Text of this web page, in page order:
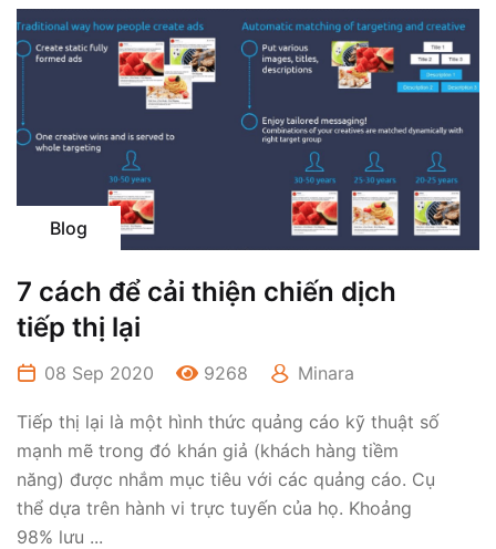
Blog
7 cách để cải thiện chiến dịch
tiếp thị lại
08 Sep 2020 9268 Minara
Tiếp thị lại là một hình thức quảng cáo kỹ thuật số
mạnh mẽ trong đó khán giả (khách hàng tiềm
năng) được nhắm mục tiêu với các quảng cáo. Cụ
thể dựa trên hành vi trực tuyến của họ. Khoảng
98% lưu ...